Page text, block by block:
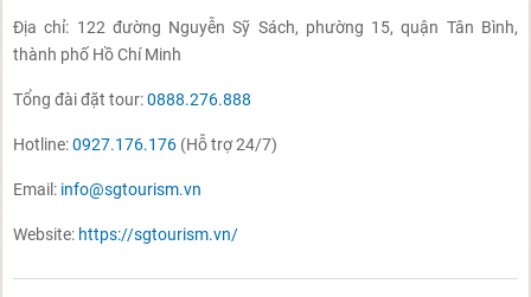
Địa chỉ: 122 đường Nguyễn Sỹ Sách, phường 15, quận Tân Bình,
thành phố Hồ Chí Minh
Tổng đài đặt tour:0888.276.888
Hotline:0927.176.176 (Hỗ trợ 24/7)
Email: info@sgtourism.vn
Website: https://sgtourism.vn/